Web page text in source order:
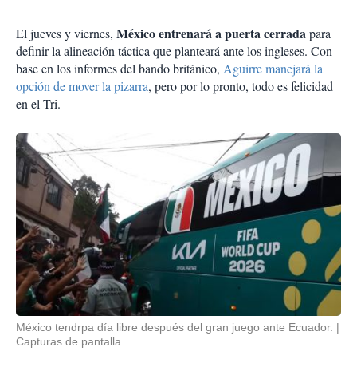
El jueves y viernes, México entrenará a puerta cerradapara
definir la alineación táctica que planteará ante los ingleses. Con
base en los informes del bando británico, Aguirre manejará la
opción de mover la pizarra, pero por lo pronto, todo es felicidad
en el Tri.
México tendrpa día libre después del gran juego ante Ecuador.
Capturas de pantalla